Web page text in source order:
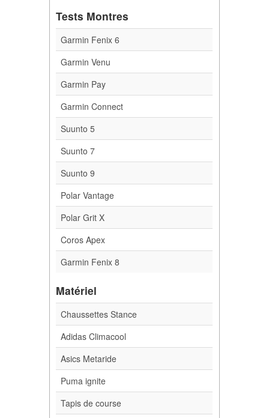
Tests Montres
Garmin Fenix 6
Garmin Venu
Garmin Pay
Garmin Connect
Suunto 5
Suunto 7
Suunto 9
Polar Vantage
Polar Grit X
Coros Apex
Garmin Fenix 8
Matériel
Chaussettes Stance
Adidas Climacool
Asics Metaride
Puma ignite
Tapis de course